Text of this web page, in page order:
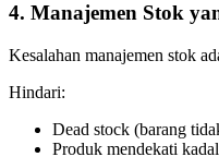
4. Manajemen Stok
Kesalahan manajemen stok
Hindari:
Dead stock (barang
Produk mendekati